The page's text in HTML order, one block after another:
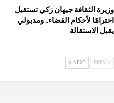
وزيرة الثقافة جيهان زكي تستقيل
احترامًا لأحكام القضاء.. ومدبولي
يقبل الاستقالة
NEXT